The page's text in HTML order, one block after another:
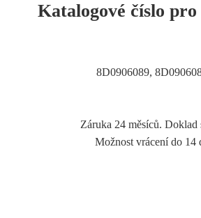
Katalogové číslo
8D0906089,
Záruka 24 měsíců. Doklad
Možnost vrácení do 14